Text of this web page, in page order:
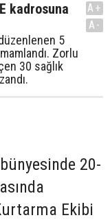
kadrosuna
5
Zorlu
30 sağlık
A+
A-
20-
Ekibi